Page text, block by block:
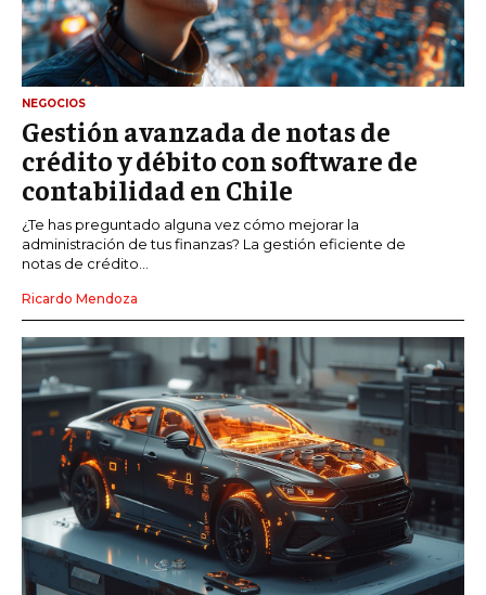
NEGOCIOS
Gestión avanzada de notas de
crédito y débito con software de
contabilidad en Chile
¿Te has preguntado alguna vez cómo mejorar la
administración de tus finanzas? La gestión eficiente de
notas de crédito...
Ricardo Mendoza